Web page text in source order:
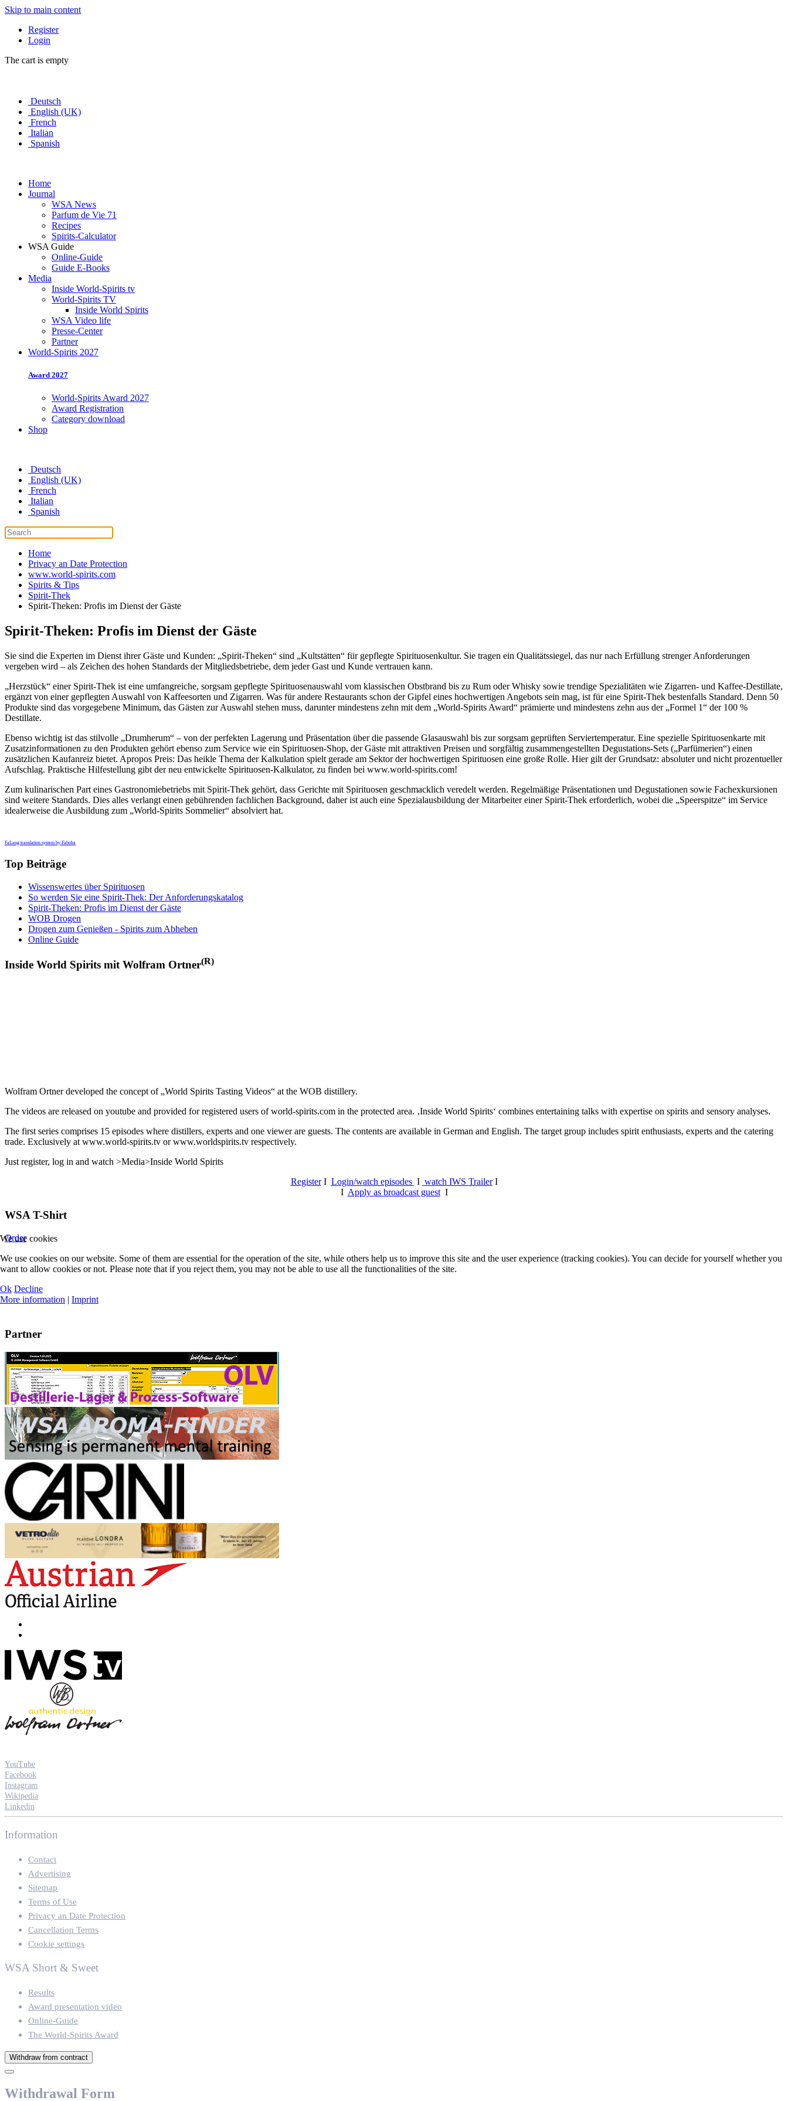
Skip to main content
Register
Login
The cart is empty
Deutsch
English (UK)
French
Italian
Spanish
Home
Journal
WSA News
Parfum de Vie 71
Recipes
Spirits-Calculator
WSA Guide
Online-Guide
Guide E-Books
Media
Inside World-Spirits tv
World-Spirits TV
Inside World Spirits
WSA Video life
Presse-Center
Partner
World-Spirits 2027
Award 2027
World-Spirits Award 2027
Award Registration
Category download
Shop
Deutsch
English (UK)
French
Italian
Spanish
Home
Privacy an Date Protection
www.world-spirits.com
Spirits & Tips
Spirit-Thek
Spirit-Theken: Profis im Dienst der Gäste
Spirit-Theken: Profis im Dienst der Gäste
Sie sind die Experten im Dienst ihrer Gäste und Kunden: „Spirit-Theken“ sind „Kultstätten“ für gepflegte Spirituosenkultur. Sie tragen ein Qualitätssiegel, das nur nach Erfüllung strenger Anforderungen
vergeben wird – als Zeichen des hohen Standards der Mitgliedsbetriebe, dem jeder Gast und Kunde vertrauen kann.
„Herzstück“ einer Spirit-Thek ist eine umfangreiche, sorgsam gepflegte Spirituosenauswahl vom klassischen Obstbrand bis zu Rum oder Whisky sowie trendige Spezialitäten wie Zigarren- und Kaffee-Destillate,
ergänzt von einer gepflegten Auswahl von Kaffeesorten und Zigarren. Was für andere Restaurants schon der Gipfel eines hochwertigen Angebots sein mag, ist für eine Spirit-Thek bestenfalls Standard. Denn 50
Produkte sind das vorgegebene Minimum, das Gästen zur Auswahl stehen muss, darunter mindestens zehn mit dem „World-Spirits Award“ prämierte und mindestens zehn aus der „Formel 1“ der 100 %
Destillate.
Ebenso wichtig ist das stilvolle „Drumherum“ – von der perfekten Lagerung und Präsentation über die passende Glasauswahl bis zur sorgsam geprüften Serviertemperatur. Eine spezielle Spirituosenkarte mit
Zusatzinformationen zu den Produkten gehört ebenso zum Service wie ein Spirituosen-Shop, der Gäste mit attraktiven Preisen und sorgfältig zusammengestellten Degustations-Sets („Parfümerien“) einen
zusätzlichen Kaufanreiz bietet. Apropos Preis: Das heikle Thema der Kalkulation spielt gerade am Sektor der hochwertigen Spirituosen eine große Rolle. Hier gilt der Grundsatz: absoluter und nicht prozentueller
Aufschlag. Praktische Hilfestellung gibt der neu entwickelte Spirituosen-Kalkulator, zu finden bei www.world-spirits.com!
Zum kulinarischen Part eines Gastronomiebetriebs mit Spirit-Thek gehört, dass Gerichte mit Spirituosen geschmacklich veredelt werden. Regelmäßige Präsentationen und Degustationen sowie Fachexkursionen
sind weitere Standards. Dies alles verlangt einen gebührenden fachlichen Background, daher ist auch eine Spezialausbildung der Mitarbeiter einer Spirit-Thek erforderlich, wobei die „Speerspitze“ im Service
idealerweise die Ausbildung zum „World-Spirits Sommelier“ absolviert hat.
FaLang translation system by Faboba
Top Beiträge
Wissenswertes über Spirituosen
So werden Sie eine Spirit-Thek: Der Anforderungskatalog
Spirit-Theken: Profis im Dienst der Gäste
WOB Drogen
Drogen zum Genießen - Spirits zum Abheben
Online Guide
Inside World Spirits mit Wolfram Ortner(R)
Wolfram Ortner developed the concept of „World Spirits Tasting Videos“ at the WOB distillery.
The videos are released on youtube and provided for registered users of world-spirits.com in the protected area. ‚Inside World Spirits‘ combines entertaining talks with expertise on spirits and sensory analyses.
The first series comprises 15 episodes where distillers, experts and one viewer are guests. The contents are available in German and English. The target group includes spirit enthusiasts, experts and the catering
trade. Exclusively at www.world-spirits.tv or www.worldspirits.tv respectively.
Just register, log in and watch >Media>Inside World Spirits
RegisterI Login/watch episodes I watch IWS TrailerI
I Apply as broadcast guestI
WSA T-Shirt
Order
Partner
YouTube
Facebook
Instagram
Wikipedia
Linkedin
Information
Contact
Advertising
Sitemap
Terms of Use
Privacy an Date Protection
Cancellation Terms
Cookie settings
WSA Short & Sweet
Results
Award presentation video
Online-Guide
The World-Spirits Award
Withdraw from contract
Withdrawal Form
We use cookies
We use cookies on our website. Some of them are essential for the operation of the site, while others help us to improve this site and the user experience (tracking cookies). You can decide for yourself whether you
want to allow cookies or not. Please note that if you reject them, you may not be able to use all the functionalities of the site.
Ok Decline
More information | Imprint